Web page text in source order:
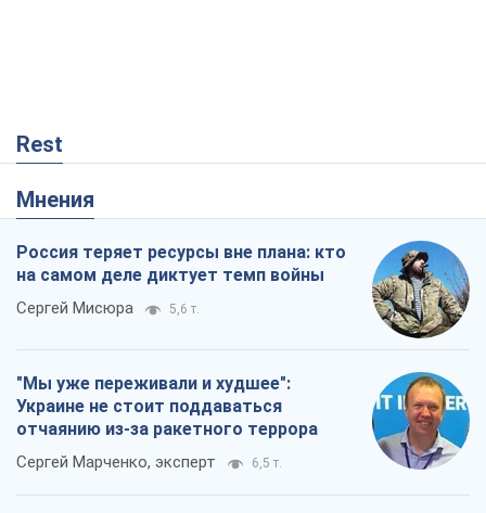
Rest
Мнения
Россия теряет ресурсы вне плана: кто
на самом деле диктует темп войны
Сергей Мисюра 5,6 т.
"Мы уже переживали и худшее":
Украине не стоит поддаваться
отчаянию из-за ракетного террора
Сергей Марченко, эксперт 6,5 т.